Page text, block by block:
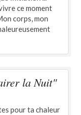
ce moment
corps, mon
la Nuit"
pour ta chaleur